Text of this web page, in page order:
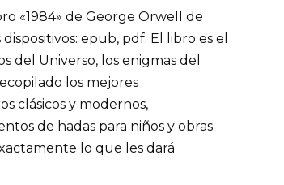
«1984» de George Orwell de
epub, pdf. El libro es el
del Universo, los enigmas del
los mejores
clásicos y modernos,
de hadas para niños y obras
lo que les dará